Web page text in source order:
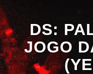
DS:
JOGO